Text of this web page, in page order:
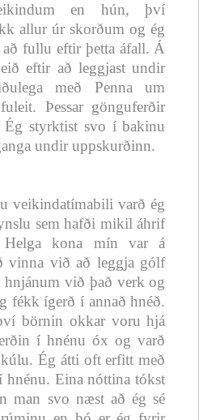
en hún, því
allur úr skorðum og ég
fullu eftir þetta áfall. Á
eftir að leggjast undir
með Penna um
Þessar gönguferðir
styrktist svo í bakinu
undir uppskurðinn.
veikindatímabili varð ég
sem hafði mikil áhrif
kona mín var á
vinna við að leggja gólf
við það verk og
fékk ígerð í annað hnéð.
börnin okkar voru hjá
í hnénu óx og varð
Ég átti oft erfitt með
hnénu. Eina nóttina tókst
man svo næst að ég sé